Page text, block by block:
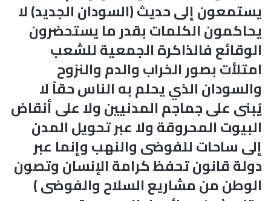
يستمعون إلى حديث (السودان الجديد) لا
يحاكمون الكلمات بقدر ما يستحضرون
الوقائع فالذاكرة الجمعية للشعب
امتلأت بصور الخراب والدم والنزوح
والسودان الذي يحلم به الناس حقاً لا
يُبنى على جماجم المدنيين ولا على أنقاض
البيوت المحروقة ولا عبر تحويل المدن
إلى ساحات للفوضى والنهب وإنما عبر
دولة قانون تحفظ كرامة الإنسان وتصون
الوطن من مشاريع السلاح والفوضى )